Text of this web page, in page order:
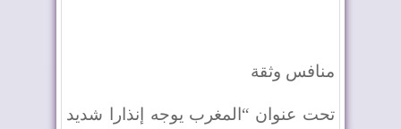
منافس وثقة
تحت عنوان “المغرب يوجه إنذارا شديد